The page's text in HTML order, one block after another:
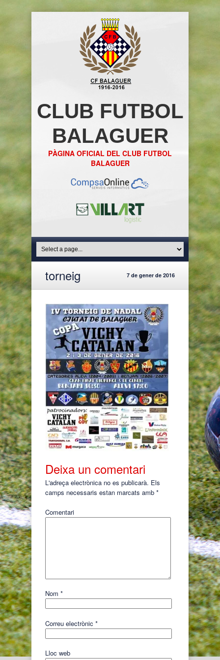
CLUB FUTBOL
BALAGUER
PÀGINA OFICIAL DEL CLUB FUTBOL
BALAGUER
torneig 7 de gener de 2016
Deixa un comentari
L'adreça electrònica no es publicarà. Els
camps necessaris estan marcats amb *
Comentari
Nom *
Correu electrònic *
Lloc web